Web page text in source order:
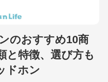
のおすすめ10商
と特徴、選び方も
ドホン